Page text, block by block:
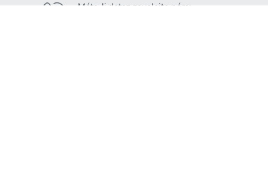
Máte-li dotaz zavolejte nám: